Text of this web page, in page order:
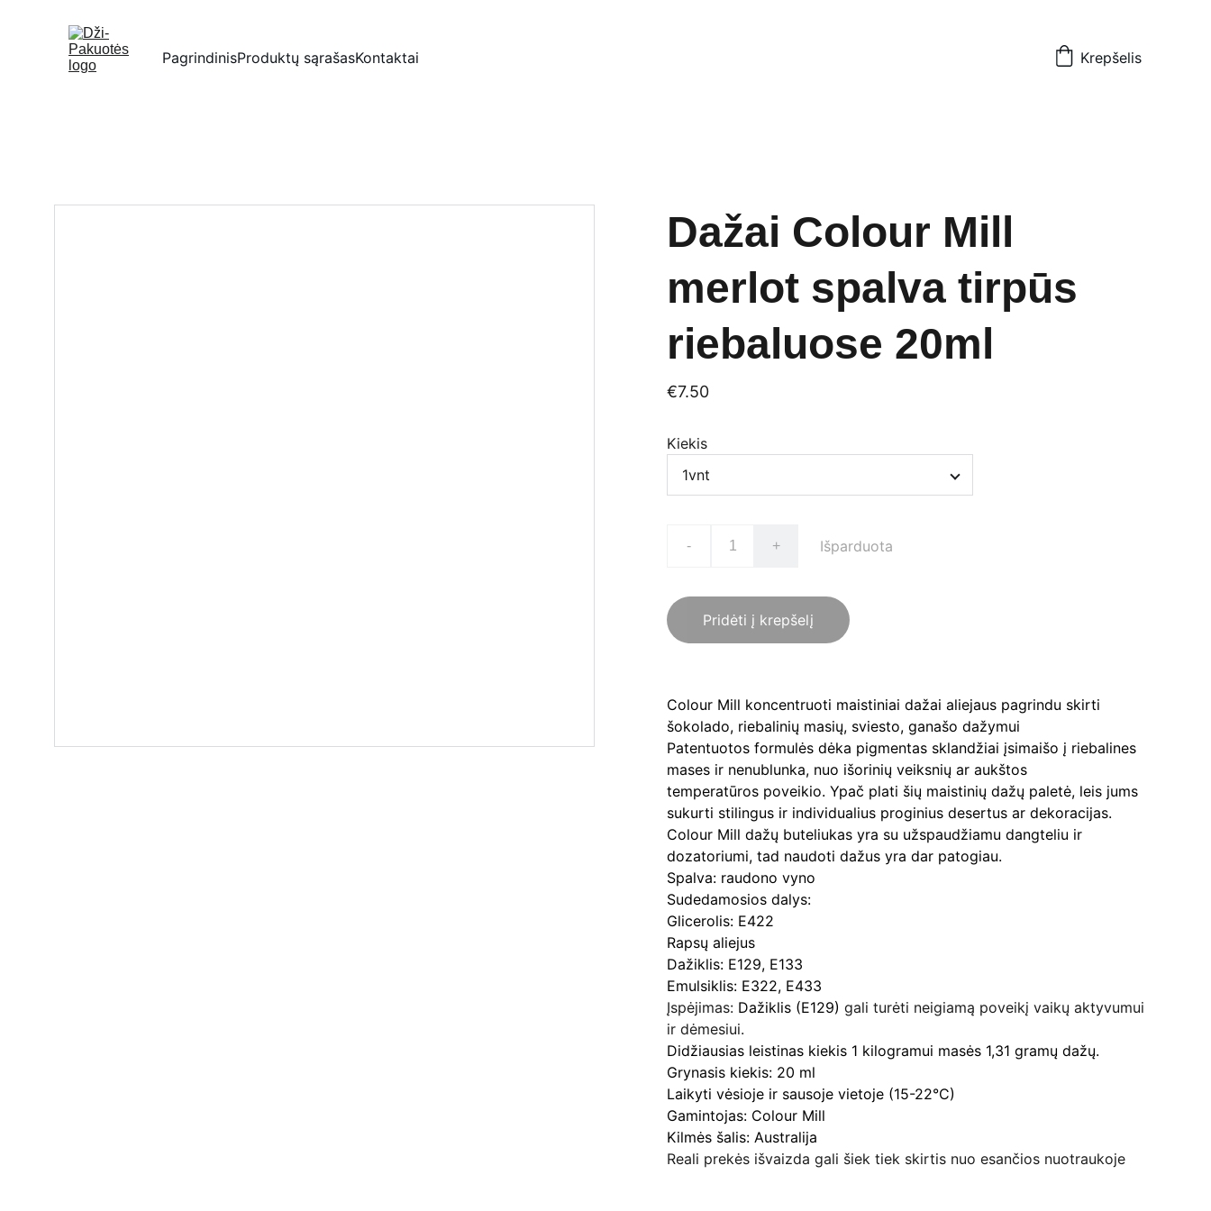
PagrindinisProduktų sąrašasKontaktai Krepšelis
Dažai Colour Mill
merlot spalva tirpūs
riebaluose 20ml
€7.50
Kiekis
- + Išparduota
Pridėti į krepšelį
Colour Mill koncentruoti maistiniai dažai aliejaus pagrindu skirti
šokolado, riebalinių masių, sviesto, ganašo dažymui
Patentuotos formulės dėka pigmentas sklandžiai įsimaišo į riebalines
mases ir nenublunka, nuo išorinių veiksnių ar aukštos
temperatūros poveikio. Ypač plati šių maistinių dažų paletė, leis jums
sukurti stilingus ir individualius proginius desertus ar dekoracijas.
Colour Mill dažų buteliukas yra su užspaudžiamu dangteliu ir
dozatoriumi, tad naudoti dažus yra dar patogiau.
Spalva: raudono vyno
Sudedamosios dalys:
Glicerolis: E422
Rapsų aliejus
Dažiklis: E129, E133
Emulsiklis: E322, E433
Įspėjimas: Dažiklis (E129) gali turėti neigiamą poveikį vaikų aktyvumui
ir dėmesiui.
Didžiausias leistinas kiekis 1 kilogramui masės 1,31 gramų dažų.
Grynasis kiekis: 20 ml
Laikyti vėsioje ir sausoje vietoje (15-22°C)
Gamintojas: Colour Mill
Kilmės šalis: Australija
Reali prekės išvaizda gali šiek tiek skirtis nuo esančios nuotraukoje